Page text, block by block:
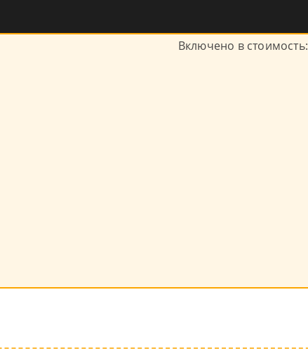
Включено в стоимость: